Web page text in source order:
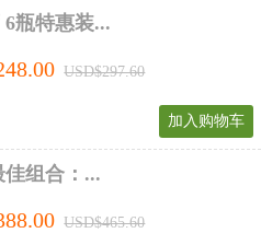
6瓶特惠装...
USD$297.60
加入购物车
佳组合：...
USD$465.60